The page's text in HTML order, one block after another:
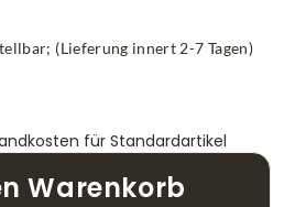
(Lieferung innert 2-7 Tagen)
für Standardartikel
Warenkorb